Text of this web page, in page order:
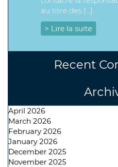
au titre des […]
> Lire la suite
Recent
April 2026
March 2026
February 2026
January 2026
December 2025
November 2025